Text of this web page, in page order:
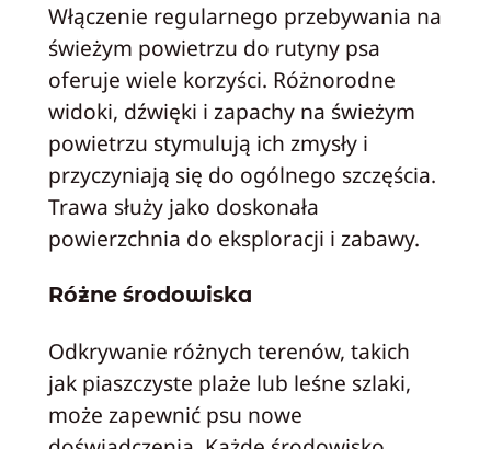
Włączenie regularnego przebywania na
świeżym powietrzu do rutyny psa
oferuje wiele korzyści. Różnorodne
widoki, dźwięki i zapachy na świeżym
powietrzu stymulują ich zmysły i
przyczyniają się do ogólnego szczęścia.
Trawa służy jako doskonała
powierzchnia do eksploracji i zabawy.
Różne środowiska
Odkrywanie różnych terenów, takich
jak piaszczyste plaże lub leśne szlaki,
może zapewnić psu nowe